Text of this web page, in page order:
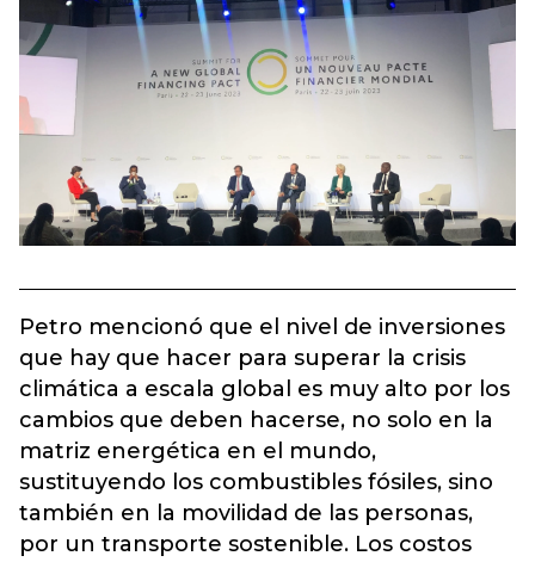
Petro mencionó que el nivel de inversiones
que hay que hacer para superar la crisis
climática a escala global es muy alto por los
cambios que deben hacerse, no solo en la
matriz energética en el mundo,
sustituyendo los combustibles fósiles, sino
también en la movilidad de las personas,
por un transporte sostenible. Los costos